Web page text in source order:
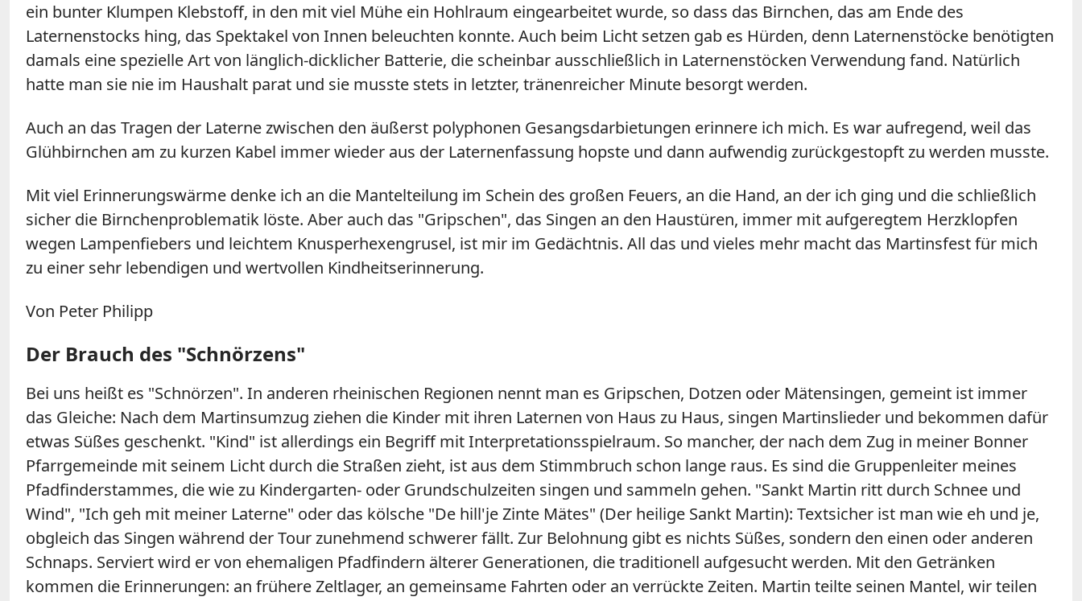
ein bunter Klumpen Klebstoff, in den mit viel Mühe ein Hohlraum eingearbeitet wurde, so dass das Birnchen, das am Ende des
Laternenstocks hing, das Spektakel von Innen beleuchten konnte. Auch beim Licht setzen gab es Hürden, denn Laternenstöcke benötigten
damals eine spezielle Art von länglich-dicklicher Batterie, die scheinbar ausschließlich in Laternenstöcken Verwendung fand. Natürlich
hatte man sie nie im Haushalt parat und sie musste stets in letzter, tränenreicher Minute besorgt werden.
Auch an das Tragen der Laterne zwischen den äußerst polyphonen Gesangsdarbietungen erinnere ich mich. Es war aufregend, weil das
Glühbirnchen am zu kurzen Kabel immer wieder aus der Laternenfassung hopste und dann aufwendig zurückgestopft zu werden musste.
Mit viel Erinnerungswärme denke ich an die Mantelteilung im Schein des großen Feuers, an die Hand, an der ich ging und die schließlich
sicher die Birnchenproblematik löste. Aber auch das "Gripschen", das Singen an den Haustüren, immer mit aufgeregtem Herzklopfen
wegen Lampenfiebers und leichtem Knusperhexengrusel, ist mir im Gedächtnis. All das und vieles mehr macht das Martinsfest für mich
zu einer sehr lebendigen und wertvollen Kindheitserinnerung.
Von Peter Philipp
Der Brauch des "Schnörzens"
Bei uns heißt es "Schnörzen". In anderen rheinischen Regionen nennt man es Gripschen, Dotzen oder Mätensingen, gemeint ist immer
das Gleiche: Nach dem Martinsumzug ziehen die Kinder mit ihren Laternen von Haus zu Haus, singen Martinslieder und bekommen dafür
etwas Süßes geschenkt. "Kind" ist allerdings ein Begriff mit Interpretationsspielraum. So mancher, der nach dem Zug in meiner Bonner
Pfarrgemeinde mit seinem Licht durch die Straßen zieht, ist aus dem Stimmbruch schon lange raus. Es sind die Gruppenleiter meines
Pfadfinderstammes, die wie zu Kindergarten- oder Grundschulzeiten singen und sammeln gehen. "Sankt Martin ritt durch Schnee und
Wind", "Ich geh mit meiner Laterne" oder das kölsche "De hill'je Zinte Mätes" (Der heilige Sankt Martin): Textsicher ist man wie eh und je,
obgleich das Singen während der Tour zunehmend schwerer fällt. Zur Belohnung gibt es nichts Süßes, sondern den einen oder anderen
Schnaps. Serviert wird er von ehemaligen Pfadfindern älterer Generationen, die traditionell aufgesucht werden. Mit den Getränken
kommen die Erinnerungen: an frühere Zeltlager, an gemeinsame Fahrten oder an verrückte Zeiten. Martin teilte seinen Mantel, wir teilen